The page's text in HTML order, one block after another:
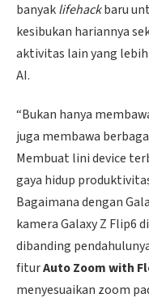
banyaklifehackbaru
kesibukan hariannya
aktivitas lain yang
AI.
“Bukan hanya
juga membawa
Membuat lini device
gaya hidup
Bagaimana dengan
kamera Galaxy Z Flip6
dibanding
fiturAuto Zoom with
menyesuaikan zoom